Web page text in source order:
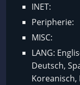
INET:
Peripherie:
MISC:
LANG:
Deutsch,
Koreanisch,